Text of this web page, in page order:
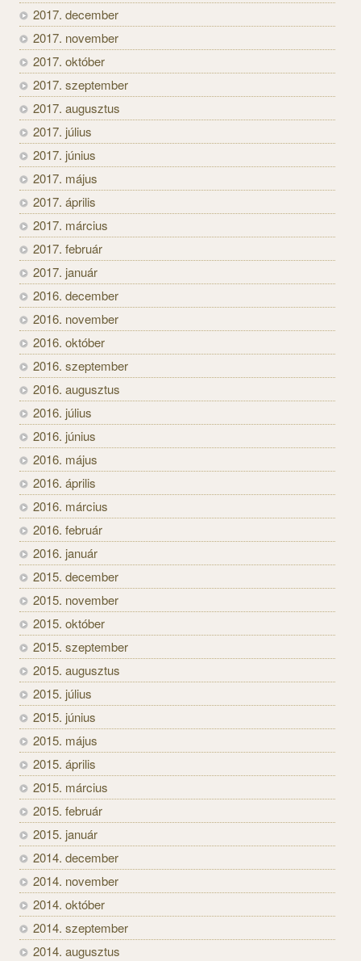
2017. december
2017. november
2017. október
2017. szeptember
2017. augusztus
2017. július
2017. június
2017. május
2017. április
2017. március
2017. február
2017. január
2016. december
2016. november
2016. október
2016. szeptember
2016. augusztus
2016. július
2016. június
2016. május
2016. április
2016. március
2016. február
2016. január
2015. december
2015. november
2015. október
2015. szeptember
2015. augusztus
2015. július
2015. június
2015. május
2015. április
2015. március
2015. február
2015. január
2014. december
2014. november
2014. október
2014. szeptember
2014. augusztus